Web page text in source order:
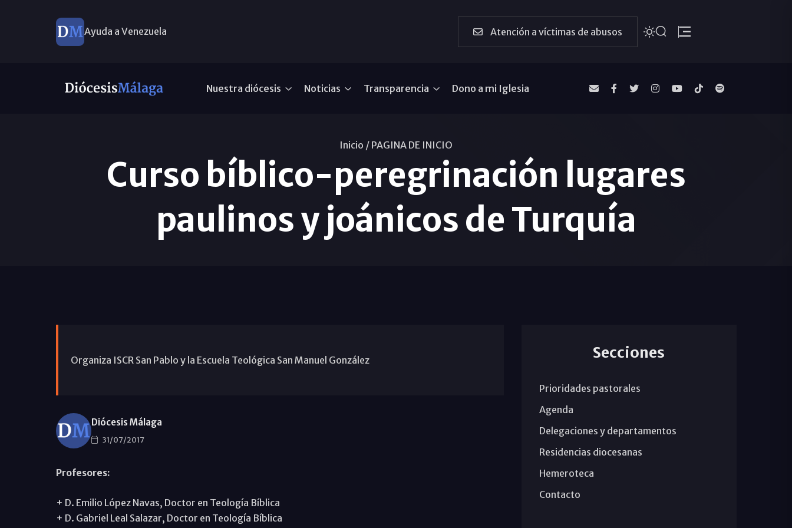
Ayuda a Venezuela Atención a víctimas de abusos
Nuestra diócesis Noticias Transparencia Dono a mi Iglesia
Inicio / PAGINA DE INICIO
Curso bíblico-peregrinación lugares
paulinos y joánicos de Turquía
Organiza ISCR San Pablo y la Escuela Teológica San Manuel González
Diócesis Málaga
31/07/2017
Profesores:
+ D. Emilio López Navas, Doctor en Teología Bíblica
+ D. Gabriel Leal Salazar, Doctor en Teología Bíblica
Secciones
Prioridades pastorales
Agenda
Delegaciones y departamentos
Residencias diocesanas
Hemeroteca
Contacto